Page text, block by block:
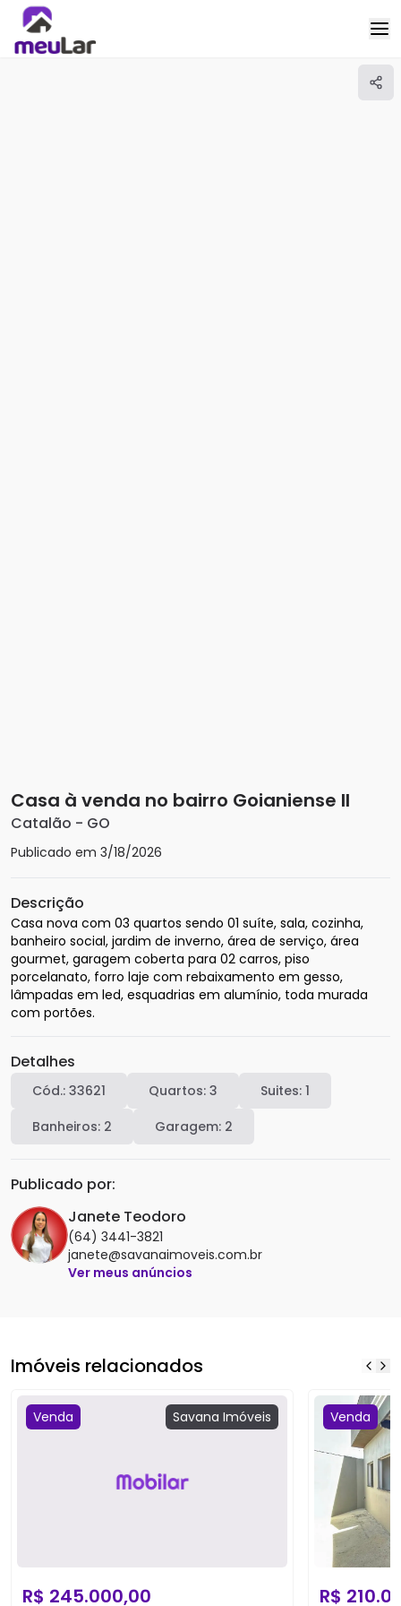
Casa à venda no bairro Goianiense II
Catalão - GO
Publicado em 3/18/2026
Descrição
Casa nova com 03 quartos sendo 01 suíte, sala, cozinha,
banheiro social, jardim de inverno, área de serviço, área
gourmet, garagem coberta para 02 carros, piso
porcelanato, forro laje com rebaixamento em gesso,
lâmpadas em led, esquadrias em alumínio, toda murada
com portões.
Detalhes
Cód.: 33621 Quartos: 3 Suites: 1
Banheiros: 2 Garagem: 2
Publicado por:
Janete Teodoro
(64) 3441-3821
janete@savanaimoveis.com.br
Ver meus anúncios
Venda Savana Imóveis
R$ 245.000,00
Venda
R$
Imóveis relacionados